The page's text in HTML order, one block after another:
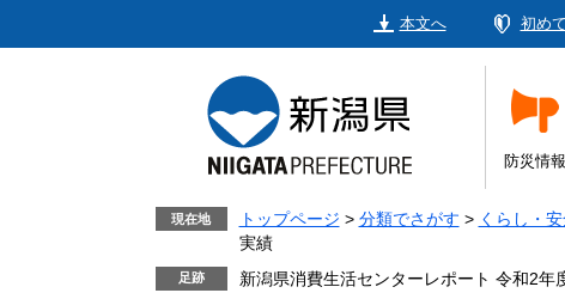
本文へ 初め
防災情報
現在地 トップページ > 分類でさがす > くらし・
実績
新潟県消費生活センターレポート 令和2